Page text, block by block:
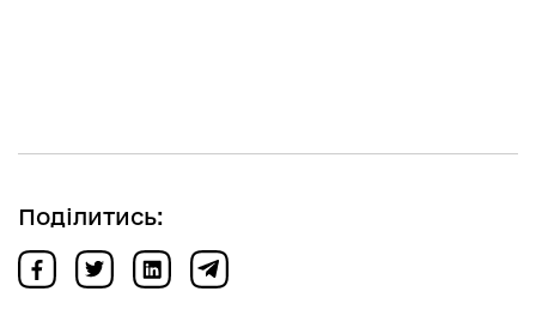
Поділитись: